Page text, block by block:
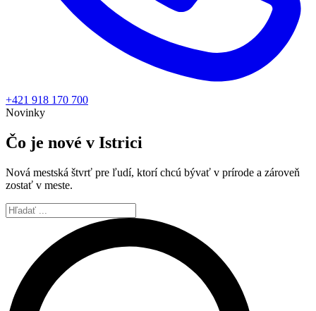
+421 918 170 700
Novinky
Čo je nové v Istrici
Nová mestská štvrť pre ľudí, ktorí chcú bývať v prírode a zároveň
zostať v meste.